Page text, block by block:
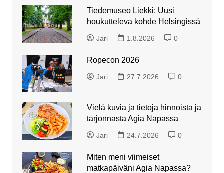
Tiedemuseo Liekki: Uusi
houkutteleva kohde Helsingissä
Jari 1.8.2026 0
Ropecon 2026
Jari 27.7.2026 0
Vielä kuvia ja tietoja hinnoista ja
tarjonnasta Agia Napassa
Jari 24.7.2026 0
Miten meni viimeiset
matkapäiväni Agia Napassa?